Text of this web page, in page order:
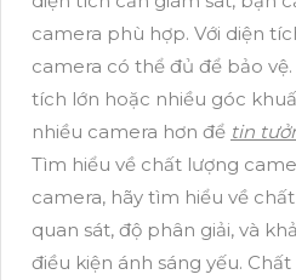
camera phù hợp. Với diện
camera có thể đủ để bảo
tích lớn hoặc nhiều góc
nhiều camera hơn để tin
Tìm hiểu về chất lượng
camera, hãy tìm hiểu về
quan sát, độ phân giải, và
điều kiện ánh sáng yếu.